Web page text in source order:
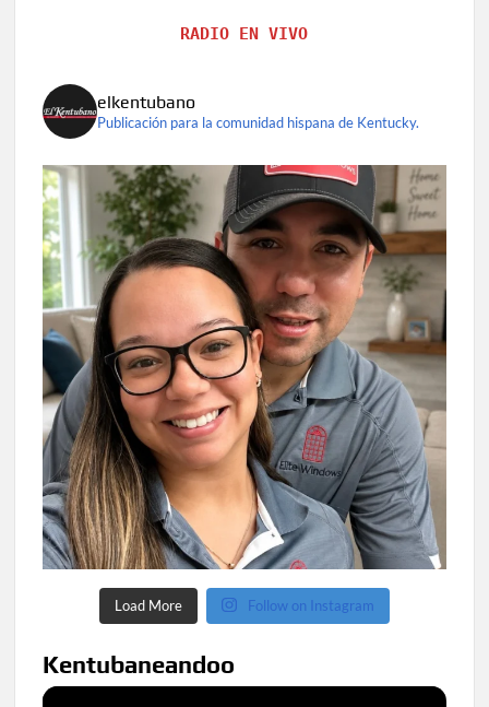
RADIO EN VIVO
elkentubano
Publicación para la comunidad hispana de Kentucky.
Load More Follow on Instagram
Kentubaneandoo